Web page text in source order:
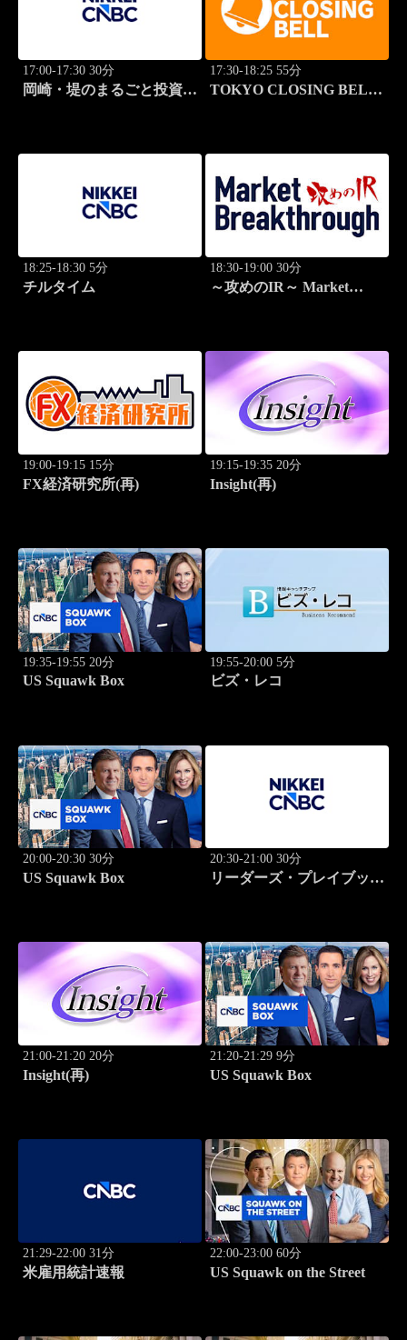
17:00-17:30 30分
岡崎・堤のまるごと投資道
17:30-18:25 55分
TOKYO CLOSING BELL
18:25-18:30 5分
チルタイム
18:30-19:00 30分
～攻めのIR～ Market
19:00-19:15 15分
FX経済研究所(再)
19:15-19:35 20分
Insight(再)
19:35-19:55 20分
US Squawk Box
19:55-20:00 5分
ビズ・レコ
20:00-20:30 30分
US Squawk Box
20:30-21:00 30分
リーダーズ・プレイブック
21:00-21:20 20分
Insight(再)
21:20-21:29 9分
US Squawk Box
21:29-22:00 31分
米雇用統計速報
22:00-23:00 60分
US Squawk on the Street